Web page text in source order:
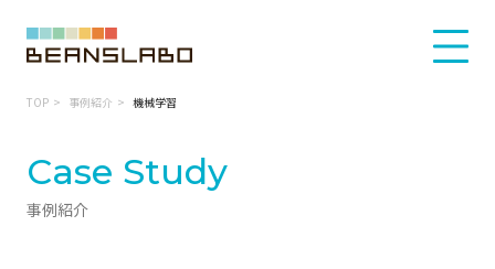
TOP 事例紹介 機械学習
Case Study
事例紹介